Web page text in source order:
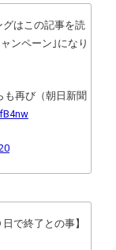
グはこの記事を読
ンペーン｣になり
再び（朝日新聞
で終了との事】